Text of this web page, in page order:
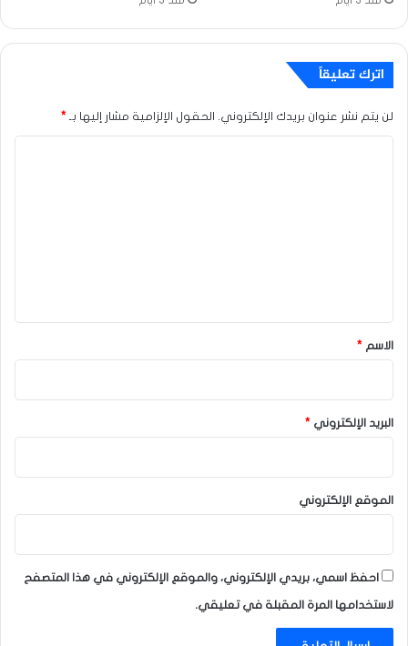
اترك تعليقاً
لن يتم نشر عنوان بريدك الإلكتروني. الحقول الإلزامية مشار إليها بـ *
*
الاسم *
البريد الإلكتروني *
الموقع الإلكتروني
احفظ اسمي، بريدي الإلكتروني، والموقع الإلكتروني في هذا المتصفح
لاستخدامها المرة المقبلة في تعليقي.